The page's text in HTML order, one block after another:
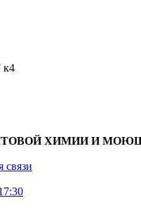
к4
ХИМИИ И
связи